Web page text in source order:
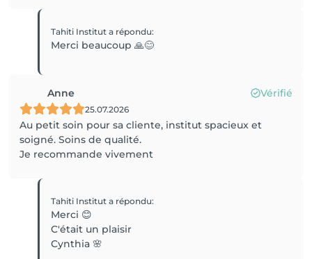
Tahiti Instituta répondu:
Merci beaucoup 🙏😊
Anne Vérifié
25.07.2026
Au petit soin pour sa cliente, institut spacieux et
soigné. Soins de qualité.
Je recommande vivement
Tahiti Instituta répondu:
Merci 😊
C'était un plaisir
Cynthia 🌸